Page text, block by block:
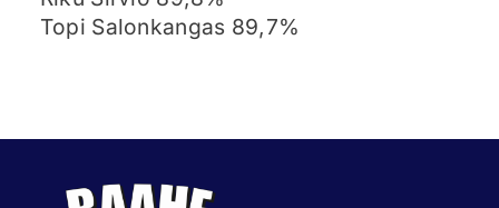
Topi Salonkangas 89,7%